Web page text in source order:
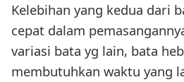
Kelebihan yang kedua dari
cepat dalam
variasi bata yg lain, bata
membutuhkan waktu yang